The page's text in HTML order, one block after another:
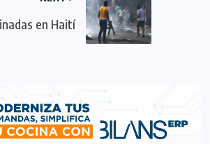
en Haití